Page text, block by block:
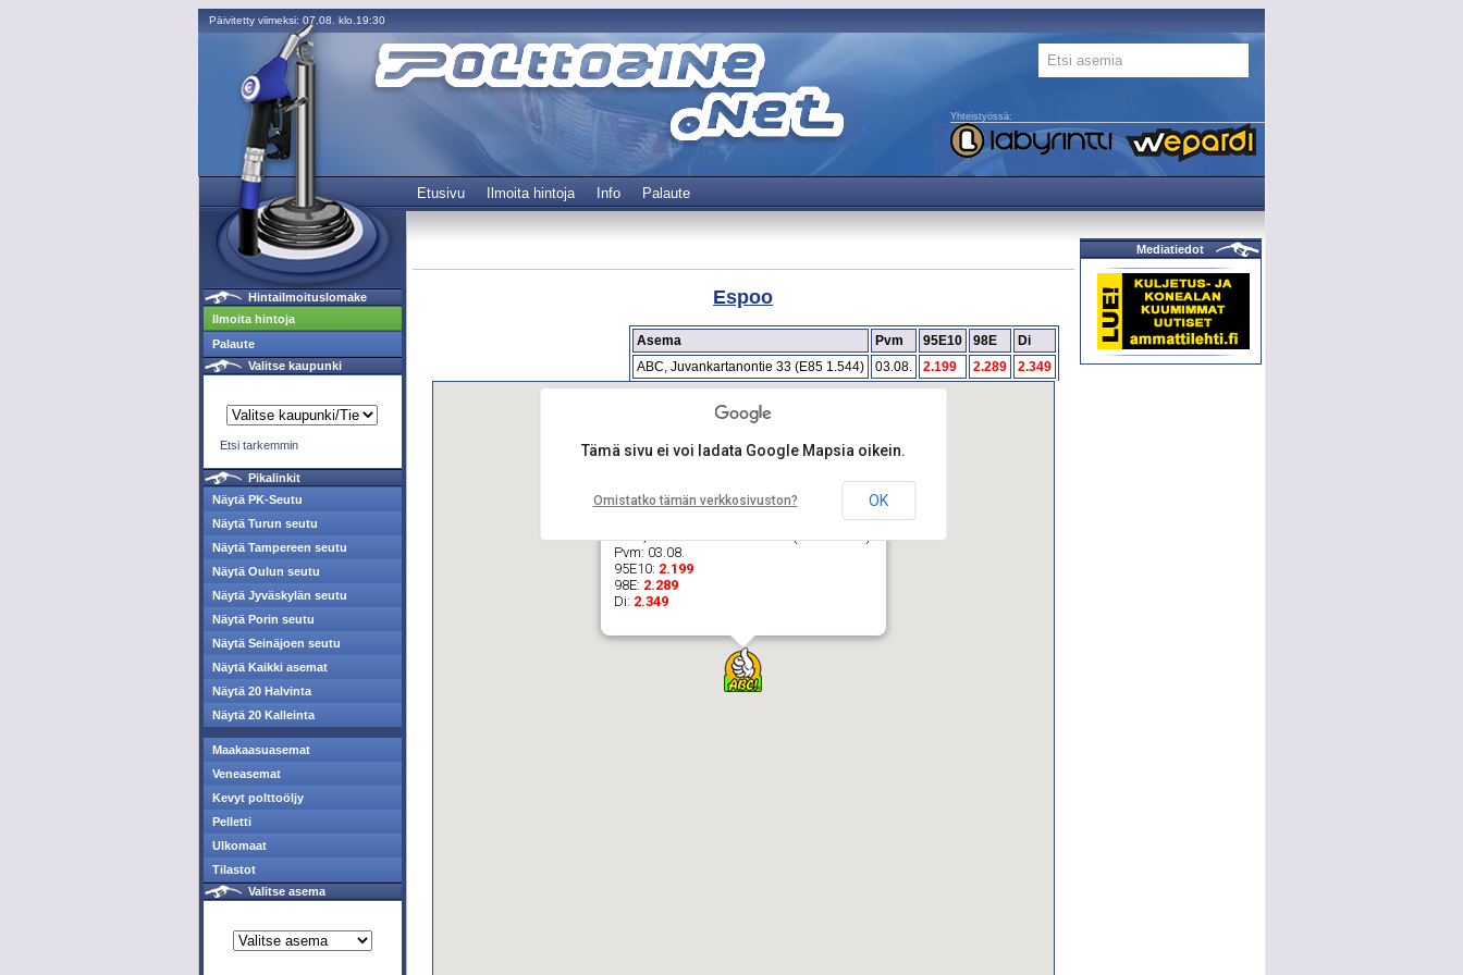
Päivitetty viimeksi: 07.08. klo.19:30
Yhteistyössä:
Etusivu Ilmoita hintoja Info Palaute
Hintailmoituslomake
Ilmoita hintoja
Palaute
Valitse kaupunki
Etsi tarkemmin
Pikalinkit
Näytä PK-Seutu
Näytä Turun seutu
Näytä Tampereen seutu
Näytä Oulun seutu
Näytä Jyväskylän seutu
Näytä Porin seutu
Näytä Seinäjoen seutu
Näytä Kaikki asemat
Näytä 20 Halvinta
Näytä 20 Kalleinta
Maakaasuasemat
Veneasemat
Kevyt polttoöljy
Pelletti
Ulkomaat
Tilastot
Valitse asema
Espoo
Asema Pvm 95E10 98E
Di
ABC, Juvankartanontie 33 (E85 1.544)
03.08. 2.199 2.289 2.349
Pvm: 03.08.
95E10: 2.199
98E: 2.289
Di: 2.349
Tämä sivu ei voi ladata Google Mapsia oikein.
Omistatko tämän verkkosivuston? OK
Mediatiedot